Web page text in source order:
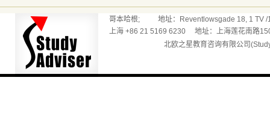
哥本哈根; 地址：Reventlowsgade 18, 1 TV /
上海 +86 21 5169 6230 地址：上海莲花南路
北欧之星教育咨询有限公司